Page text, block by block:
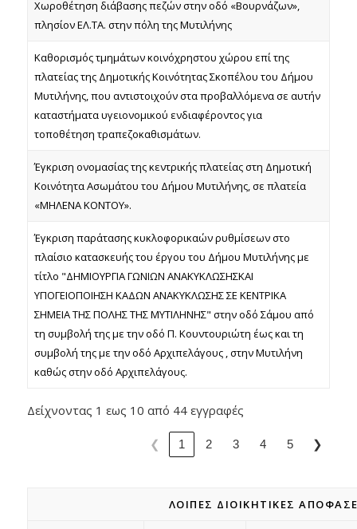
Χωροθέτηση διάβασης πεζών στην οδό «Βουρνάζων»,
πλησίον ΕΛ.ΤΑ. στην πόλη της Μυτιλήνης
Καθορισμός τμημάτων κοινόχρηστου χώρου επί της
πλατείας της Δημοτικής Κοινότητας Σκοπέλου του Δήμου
Μυτιλήνης, που αντιστοιχούν στα προβαλλόμενα σε αυτήν
καταστήματα υγειονομικού ενδιαφέροντος για
τοποθέτηση τραπεζοκαθισμάτων.
Έγκριση ονομασίας της κεντρικής πλατείας στη Δημοτική
Κοινότητα Ασωμάτου του Δήμου Μυτιλήνης, σε πλατεία
«ΜΗΛΕΝΑ ΚΟΝΤΟΥ».
Έγκριση παράτασης κυκλοφορικαών ρυθμίσεων στο
πλαίσιο κατασκευής του έργου του Δήμου Μυτιλήνης με
τίτλο "ΔΗΜΙΟΥΡΓΙΑ ΓΩΝΙΩΝ ΑΝΑΚΥΚΛΩΣΗΣΚΑΙ
ΥΠΟΓΕΙΟΠΟΙΗΣΗ ΚΑΔΩΝ ΑΝΑΚΥΚΛΩΣΗΣ ΣΕ ΚΕΝΤΡΙΚΑ
ΣΗΜΕΙΑ ΤΗΣ ΠΟΛΗΣ ΤΗΣ ΜΥΤΙΛΗΝΗΣ" στην οδό Σάμου από
τη συμβολή της με την οδό Π. Κουντουριώτη έως και τη
συμβολή της με την οδό Αρχιπελάγους , στην Μυτιλήνη
καθώς στην οδό Αρχιπελάγους.
Δείχνοντας 1 εως 10 από 44 εγγραφές
❮ 1 2 3 4 5 ❯
ΛΟΙΠΈΣ ΔΙΟΙΚΗΤΙΚΈΣ